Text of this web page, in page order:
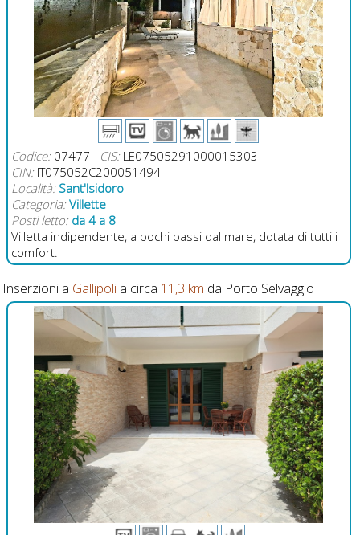
Codice:07477 CIS:LE07505291000015303
CIN:IT075052C200051494
Località: Sant'Isidoro
Categoria: Villette
Posti letto: da 4 a 8
Villetta indipendente, a pochi passi dal mare, dotata di tutti i
comfort.
Inserzioni a Gallipolia circa 11,3 km da Porto Selvaggio